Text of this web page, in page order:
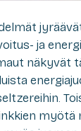
ja
näkyvät
myötä